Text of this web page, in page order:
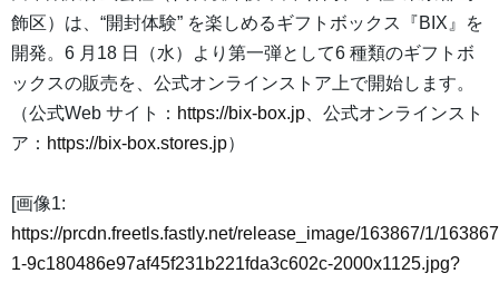
飾区）は、“開封体験” を楽しめるギフトボックス『BIX』を
開発。6 月18 日（水）より第一弾として6 種類のギフトボ
ックスの販売を、公式オンラインストア上で開始します。
（公式Web サイト： https://bix-box.jp 、公式オンラインスト
ア： https://bix-box.stores.jp）
[画像1:
https://prcdn.freetls.fastly.net/release_image/163867/1/
1-9c180486e97af45f231b221fda3c602c-2000x1125.jpg?